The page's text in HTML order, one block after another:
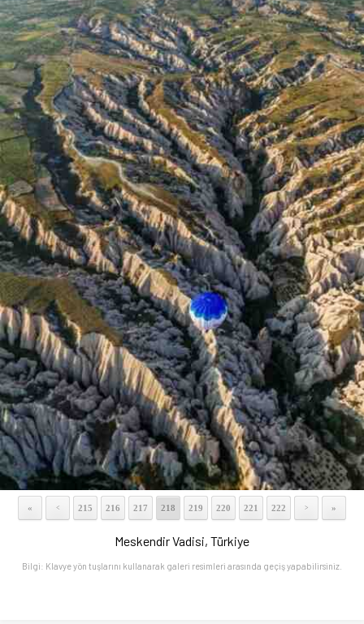
« < 215 216 217 218 219 220 221 222 > »
Meskendir Vadisi, Türkiye
Bilgi: Klavye yön tuşlarını kullanarak galeri resimleri arasında geçiş yapabilirsiniz.